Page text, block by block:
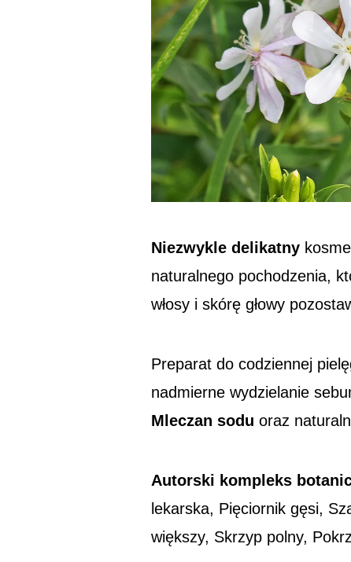
Niezwykle delikatny
naturalnego pochodzenia,
włosy i skórę głowy
Preparat do codziennej
nadmierne wydzielanie
Mleczan sodu oraz
Autorski kompleks
lekarska, Pięciornik gęsi,
większy, Skrzyp polny,